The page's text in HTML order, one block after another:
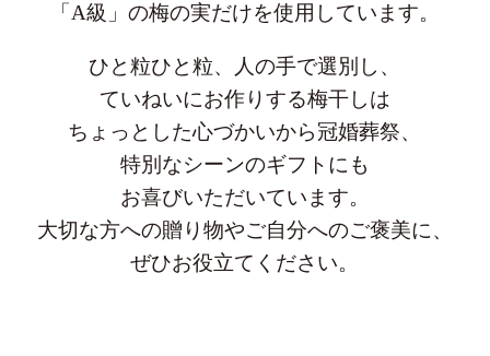
「A級」の梅の実だけを使用しています。
ひと粒ひと粒、人の手で選別し、
ていねいにお作りする梅干しは
ちょっとした心づかいから冠婚葬祭、
特別なシーンのギフトにも
お喜びいただいています。
大切な方への贈り物やご自分へのご褒美に、
ぜひお役立てください。